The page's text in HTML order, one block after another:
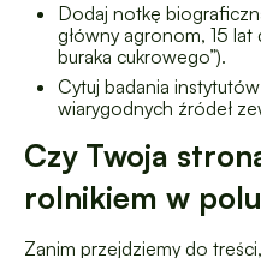
Dodaj notkę
główny agronom, 15
buraka cukrowego”).
Cytuj badania
wiarygodnych źródeł
Czy Twoja
rolnikiem w
Zanim przejdziemy do